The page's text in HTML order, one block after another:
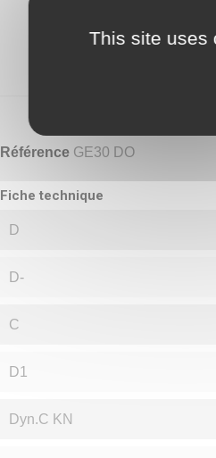
Référence GE30 DO
Fiche technique
D
D-
C
D1
Dyn.C KN
This site uses